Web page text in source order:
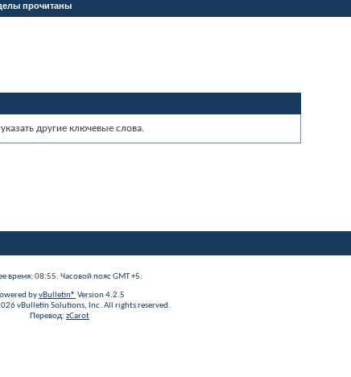
прочитаны
другие ключевые слова.
время: 08:55. Часовой пояс GMT +5.
byvBulletin® Version 4.2.5
vBulletin Solutions, Inc. All rights reserved.
Перевод: zCarot